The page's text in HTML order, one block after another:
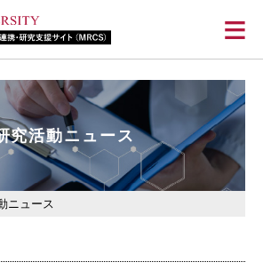
≡
究活動ニュース
ニュース